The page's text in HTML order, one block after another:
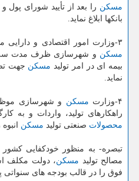
مسكن را بعد از تأیید شورای پول
بانكها ابلاغ نماید.
۳-وزارت امور اقتصادی و دارایی موظف است با هماهنگی وزارت
مسكن و شهرسازی ظرف مدت سه
بیمه ای در امر تولید مسكن جهت
نماید.
۴-وزارت مسكن و شهرسازی
راهكارهای تولید، واردات و به
محصولات صنعتی تولید مسكن
تبصره- به منظور خودكفایی كشور
مصالح تولید مسكن، دولت مكلف
فوق را در قالب بودجه های سنواتی